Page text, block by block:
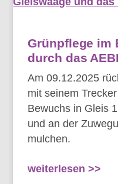
Grünpflege im
durch das
Am 09.12.2025
mit seinem
Bewuchs in Gleis
und an der
mulchen.
weiterlesen >>